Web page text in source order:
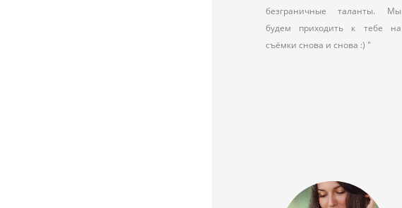
безграничные таланты. Мы
будем приходить к тебе на
съёмки снова и снова :) "